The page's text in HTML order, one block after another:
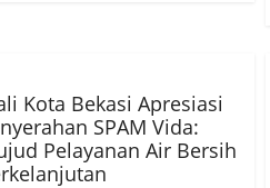
Kota Bekasi Apresiasi
SPAM Vida:
Pelayanan Air Bersih